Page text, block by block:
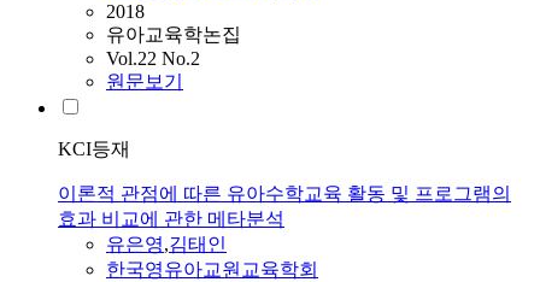
2018
유아교육학논집
Vol.22 No.2
원문보기
KCI등재
이론적 관점에 따른 유아수학교육 활동 및 프로그램의
효과 비교에 관한 메타분석
유은영,김태인
한국영유아교원교육학회